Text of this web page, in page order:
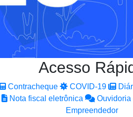
Acesso
Contracheque COVID-19
Nota fiscal eletrônica Ouvidoria
Empreendedor